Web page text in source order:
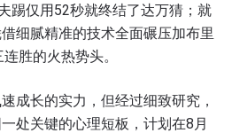
踢仅用52秒就终结了达万猜；就
细腻精准的技术全面碾压加布里
胜的火热势头。
成长的实力，但经过细致研究，
处关键的心理短板，计划在8月